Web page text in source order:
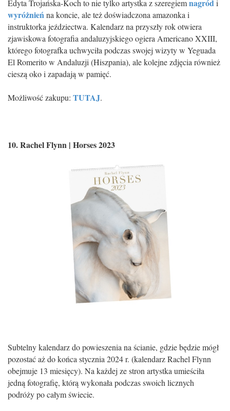
Edyta Trojańska-Koch to nie tylko artystka z szeregiemnagródi
wyróżnieńna koncie, ale też doświadczona amazonka i
instruktorka jeździectwa. Kalendarz na przyszły rok otwiera
zjawiskowa fotografia andaluzyjskiego ogiera Americano XXIII,
którego fotografka uchwyciła podczas swojej wizyty w Yeguada
El Romerito w Andaluzji (Hiszpania), ale kolejne zdjęcia również
cieszą oko i zapadają w pamięć.
Możliwość zakupu: TUTAJ.
10. Rachel Flynn | Horses 2023
Subtelny kalendarz do powieszenia na ścianie, gdzie będzie mógł
pozostać aż do końca stycznia 2024 r. (kalendarz Rachel Flynn
obejmuje 13 miesięcy). Na każdej ze stron artystka umieściła
jedną fotografię, którą wykonała podczas swoich licznych
podróży po całym świecie.